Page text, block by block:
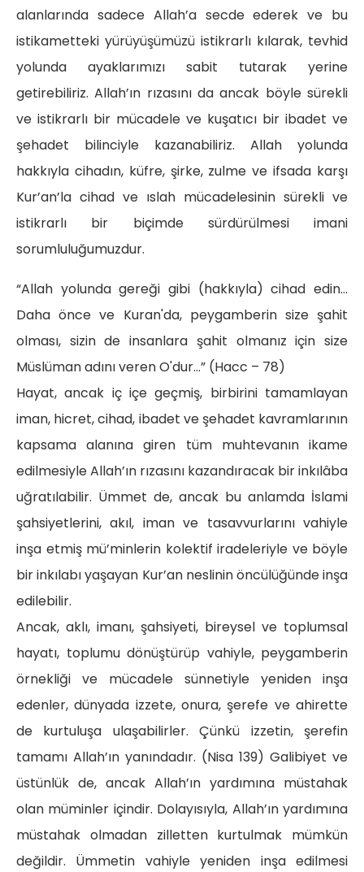
alanlarında sadece Allah’a secde ederek ve bu
istikametteki yürüyüşümüzü istikrarlı kılarak, tevhid
yolunda ayaklarımızı sabit tutarak yerine
getirebiliriz. Allah’ın rızasını da ancak böyle sürekli
ve istikrarlı bir mücadele ve kuşatıcı bir ibadet ve
şehadet bilinciyle kazanabiliriz. Allah yolunda
hakkıyla cihadın, küfre, şirke, zulme ve ifsada karşı
Kur’an’la cihad ve ıslah mücadelesinin sürekli ve
istikrarlı bir biçimde sürdürülmesi imani
sorumluluğumuzdur.
“Allah yolunda gereği gibi (hakkıyla) cihad edin…
Daha önce ve Kuran'da, peygamberin size şahit
olması, sizin de insanlara şahit olmanız için size
Müslüman adını veren O'dur…” (Hacc – 78)
Hayat, ancak iç içe geçmiş, birbirini tamamlayan
iman, hicret, cihad, ibadet ve şehadet kavramlarının
kapsama alanına giren tüm muhtevanın ikame
edilmesiyle Allah’ın rızasını kazandıracak bir inkılâba
uğratılabilir. Ümmet de, ancak bu anlamda İslami
şahsiyetlerini, akıl, iman ve tasavvurlarını vahiyle
inşa etmiş mü’minlerin kolektif iradeleriyle ve böyle
bir inkılabı yaşayan Kur’an neslinin öncülüğünde inşa
edilebilir.
Ancak, aklı, imanı, şahsiyeti, bireysel ve toplumsal
hayatı, toplumu dönüştürüp vahiyle, peygamberin
örnekliği ve mücadele sünnetiyle yeniden inşa
edenler, dünyada izzete, onura, şerefe ve ahirette
de kurtuluşa ulaşabilirler. Çünkü izzetin, şerefin
tamamı Allah’ın yanındadır. (Nisa 139) Galibiyet ve
üstünlük de, ancak Allah’ın yardımına müstahak
olan müminler içindir. Dolayısıyla, Allah’ın yardımına
müstahak olmadan zilletten kurtulmak mümkün
değildir. Ümmetin vahiyle yeniden inşa edilmesi